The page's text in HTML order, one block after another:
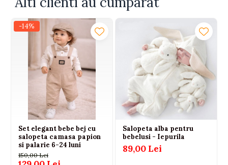
-14%
Set elegant bebe bej cu
salopeta camasa papion
si palarie 6-24 luni
150,00 Lei
Salopeta alba pentru
bebelusi - Iepurila
89,00 Lei